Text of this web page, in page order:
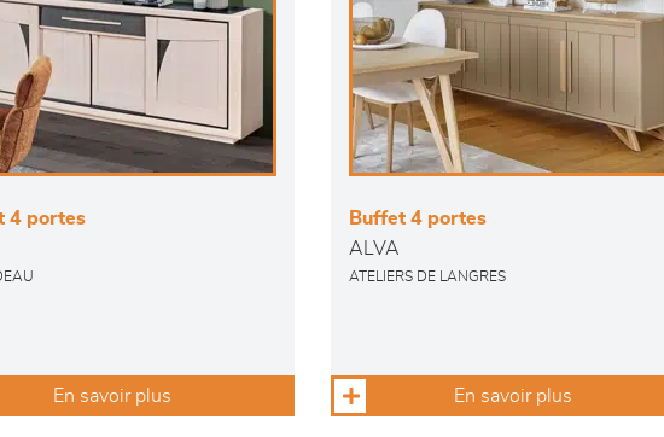
4 portes
En savoir plus
Buffet 4 portes
ALVA
ATELIERS DE LANGRES
En savoir plus